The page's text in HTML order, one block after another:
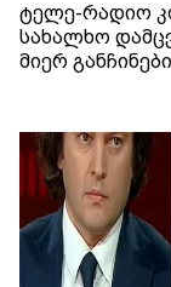
ტელე-რადიო
სახალხო
მიერ